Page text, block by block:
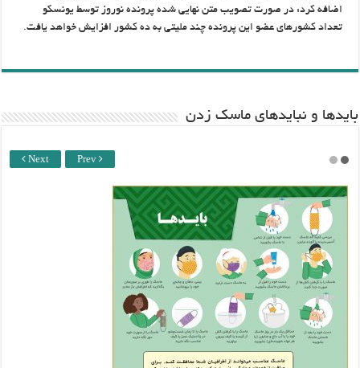
اضافه کرد: در صورت تصویب متن نهایی شده پرونده نوروز توسط یونسکو
تعداد کشورهای عضو این پرونده چند ملیتی به ده کشور افزایش خواهد یافت.
باید‌ها و نبایدهای ماسک زدن
Next Prev